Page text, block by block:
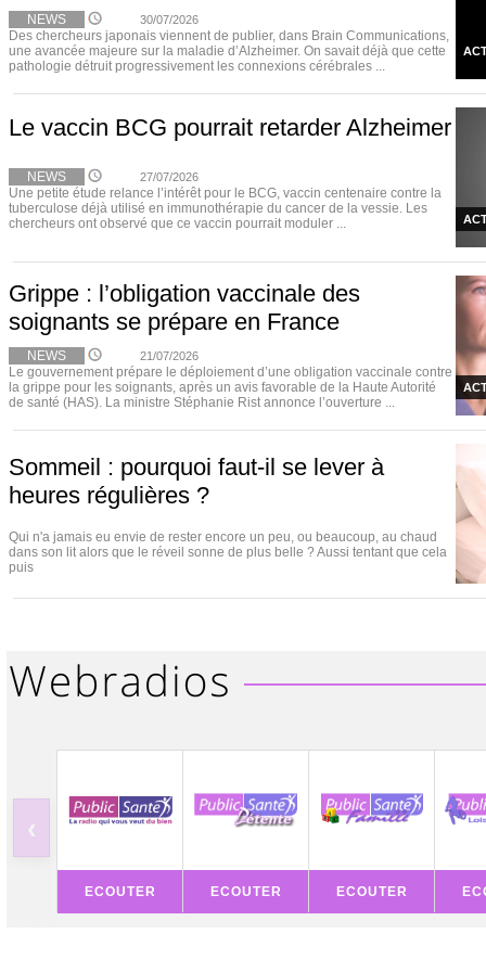
NEWS 30/07/2026
Des chercheurs japonais viennent de publier, dans Brain Communications,
une avancée majeure sur la maladie d’Alzheimer. On savait déjà que cette
pathologie détruit progressivement les connexions cérébrales ...
Le vaccin BCG pourrait retarder Alzheimer
NEWS 27/07/2026
Une petite étude relance l’intérêt pour le BCG, vaccin centenaire contre la
tuberculose déjà utilisé en immunothérapie du cancer de la vessie. Les
chercheurs ont observé que ce vaccin pourrait moduler ...
Grippe : l’obligation vaccinale des
soignants se prépare en France
NEWS 21/07/2026
Le gouvernement prépare le déploiement d’une obligation vaccinale contre
la grippe pour les soignants, après un avis favorable de la Haute Autorité
de santé (HAS). La ministre Stéphanie Rist annonce l’ouverture ...
Sommeil : pourquoi faut-il se lever à
heures régulières ?
Qui n'a jamais eu envie de rester encore un peu, ou beaucoup, au chaud
dans son lit alors que le réveil sonne de plus belle ? Aussi tentant que cela
puis
‹
ECOUTER ECOUTER ECOUTER